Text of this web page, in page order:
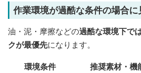
作業環境が過酷な条件の場合に
油・泥・摩擦などの過酷な環境下で
クが最優先になります。
環境条件
推奨素材・機